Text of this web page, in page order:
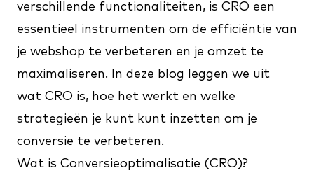
verschillende functionaliteiten, is CRO een
essentieel instrumenten om de efficiëntie van
je webshop te verbeteren en je omzet te
maximaliseren. In deze blog leggen we uit
wat CRO is, hoe het werkt en welke
strategieën je kunt kunt inzetten om je
conversie te verbeteren.
Wat is Conversieoptimalisatie (CRO)?